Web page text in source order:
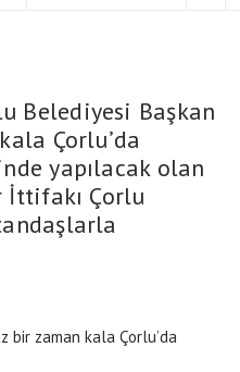
Belediyesi Başkan
Çorlu’da
yapılacak olan
İttifakı Çorlu
bir zaman kala Çorlu’da